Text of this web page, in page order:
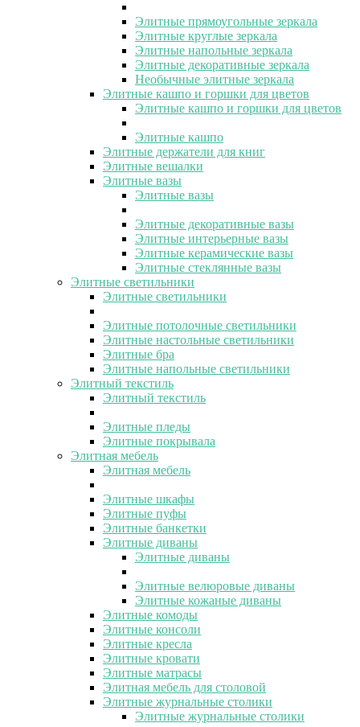
Элитные прямоугольные зеркала
Элитные круглые зеркала
Элитные напольные зеркала
Элитные декоративные зеркала
Необычные элитные зеркала
Элитные кашпо и горшки для цветов
Элитные кашпо и горшки для цветов
Элитные кашпо
Элитные держатели для книг
Элитные вешалки
Элитные вазы
Элитные вазы
Элитные декоративные вазы
Элитные интерьерные вазы
Элитные керамические вазы
Элитные стеклянные вазы
Элитные светильники
Элитные светильники
Элитные потолочные светильники
Элитные настольные светильники
Элитные бра
Элитные напольные светильники
Элитный текстиль
Элитный текстиль
Элитные пледы
Элитные покрывала
Элитная мебель
Элитная мебель
Элитные шкафы
Элитные пуфы
Элитные банкетки
Элитные диваны
Элитные диваны
Элитные велюровые диваны
Элитные кожаные диваны
Элитные комоды
Элитные консоли
Элитные кресла
Элитные кровати
Элитные матрасы
Элитная мебель для столовой
Элитные журнальные столики
Элитные журнальные столики